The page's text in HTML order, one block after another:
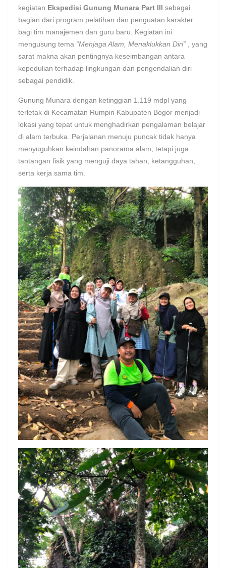
kegiatan Ekspedisi Gunung Munara Part III sebagai
bagian dari program pelatihan dan penguatan karakter
bagi tim manajemen dan guru baru. Kegiatan ini
mengusung tema “Menjaga Alam, Menaklukkan Diri” , yang
sarat makna akan pentingnya keseimbangan antara
kepedulian terhadap lingkungan dan pengendalian diri
sebagai pendidik.
Gunung Munara dengan ketinggian 1.119 mdpl yang
terletak di Kecamatan Rumpin Kabupaten Bogor menjadi
lokasi yang tepat untuk menghadirkan pengalaman belajar
di alam terbuka. Perjalanan menuju puncak tidak hanya
menyuguhkan keindahan panorama alam, tetapi juga
tantangan fisik yang menguji daya tahan, ketangguhan,
serta kerja sama tim.